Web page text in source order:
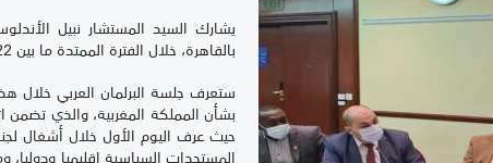
يشارك السيد المستشار نبيل
بالقاهرة، خلال الفترة الممتدة ما بين 22 و28 يونيو 2021.
ستعرف جلسة البرلمان العربي خلال
بشأن المملكة المغربية، والذي
حيث عرف اليوم الأول خلال أشغال